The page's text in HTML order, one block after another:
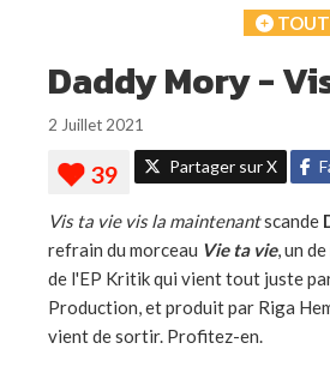
Daddy Mory -
2 Juillet 2021
Partager sur X
Vis ta vie vis la maintenantscande
refrain du morceau Vie ta vie, un
de l'EP Kritik qui vient tout juste
Production, et produit par Riga
vient de sortir. Profitez-en.